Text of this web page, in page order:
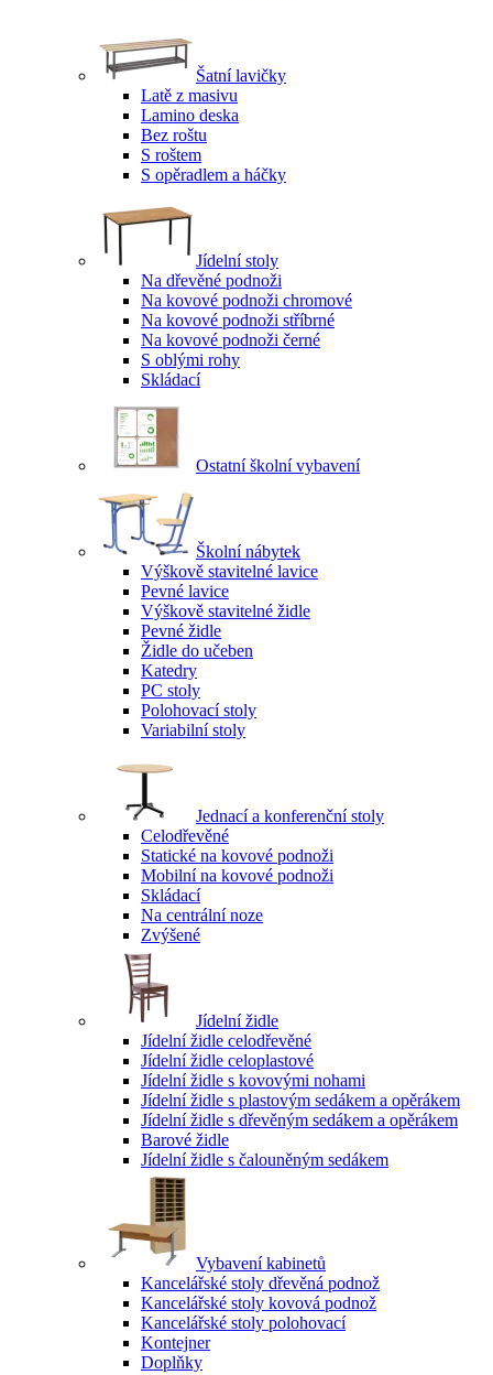
Šatní lavičky
Latě z masivu
Lamino deska
Bez roštu
S roštem
S opěradlem a háčky
Jídelní stoly
Na dřevěné podnoži
Na kovové podnoži chromové
Na kovové podnoži stříbrné
Na kovové podnoži černé
S oblými rohy
Skládací
Ostatní školní vybavení
Školní nábytek
Výškově stavitelné lavice
Pevné lavice
Výškově stavitelné židle
Pevné židle
Židle do učeben
Katedry
PC stoly
Polohovací stoly
Variabilní stoly
Jednací a konferenční stoly
Celodřevěné
Statické na kovové podnoži
Mobilní na kovové podnoži
Skládací
Na centrální noze
Zvýšené
Jídelní židle
Jídelní židle celodřevěné
Jídelní židle celoplastové
Jídelní židle s kovovými nohami
Jídelní židle s plastovým sedákem a opěrákem
Jídelní židle s dřevěným sedákem a opěrákem
Barové židle
Jídelní židle s čalouněným sedákem
Vybavení kabinetů
Kancelářské stoly dřevěná podnož
Kancelářské stoly kovová podnož
Kancelářské stoly polohovací
Kontejner
Doplňky